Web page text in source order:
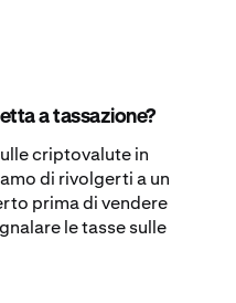
a tassazione?
criptovalute in
di rivolgerti a un
prima di vendere
le tasse sulle